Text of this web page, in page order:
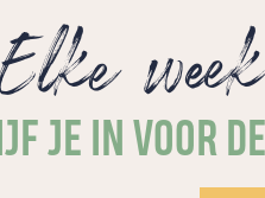
JE IN VOOR